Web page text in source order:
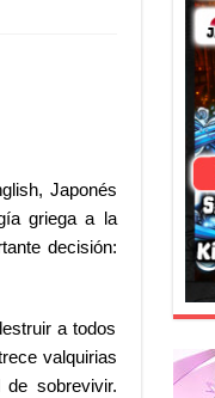
Japonés
griega a la
decisión:
a todos
valquirias
de sobrevivir.